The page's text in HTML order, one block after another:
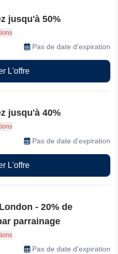
jusqu'à 50%
de réduction sur une
en outlet Aspinal of London
Pas de date d'expiration
L'offre
jusqu'à 40%
de réduction sur une
en outlet Aspinal of London
Pas de date d'expiration
L'offre
- 20% de
parrainage
et bénéficiez de 20% de
prochain achat
Pas de date d'expiration